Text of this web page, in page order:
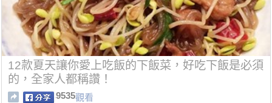
12款夏天讓你愛上吃飯的下飯菜，好吃下飯是必須
的，全家人都稱讚！
9535觀看